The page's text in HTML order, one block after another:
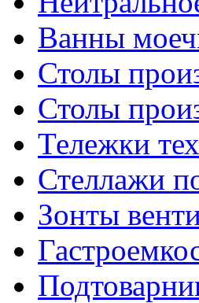
Ванны
Столы
Столы
Тележки
Стеллажи
Зонты